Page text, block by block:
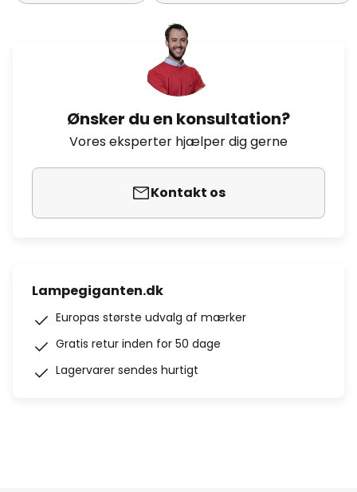
Ønsker du en konsultation?
Vores eksperter hjælper dig gerne
Kontakt os
Lampegiganten.dk
Europas største udvalg af mærker
Gratis retur inden for 50 dage
Lagervarer sendes hurtigt